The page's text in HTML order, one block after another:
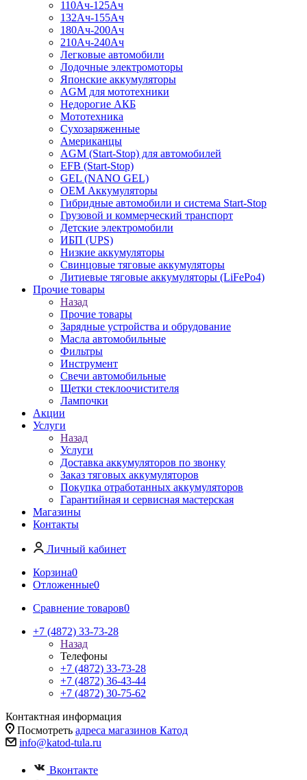
110Ач-125Ач
132Ач-155Ач
180Ач-200Ач
210Ач-240Ач
Легковые автомобили
Лодочные электромоторы
Японские аккумуляторы
AGM для мототехники
Недорогие АКБ
Мототехника
Сухозаряженные
Американцы
AGM (Start-Stop) для автомобилей
EFB (Start-Stop)
GEL (NANO GEL)
OEM Аккумуляторы
Гибридные автомобили и система Start-Stop
Грузовой и коммерческий транспорт
Детские электромобили
ИБП (UPS)
Низкие аккумуляторы
Свинцовые тяговые аккумуляторы
Литиевые тяговые аккумуляторы (LiFePo4)
Прочие товары
Назад
Прочие товары
Зарядные устройства и обрудование
Масла автомобильные
Фильтры
Инструмент
Свечи автомобильные
Щетки стеклоочистителя
Лампочки
Акции
Услуги
Назад
Услуги
Доставка аккумуляторов по звонку
Заказ тяговых аккумуляторов
Покупка отработанных аккумуляторов
Гарантийная и сервисная мастерская
Магазины
Контакты
Личный кабинет
Корзина0
Отложенные0
Сравнение товаров0
+7 (4872) 33-73-28
Назад
Телефоны
+7 (4872) 33-73-28
+7 (4872) 36-43-44
+7 (4872) 30-75-62
Контактная информация
Посмотреть адреса магазинов Катод
info@katod-tula.ru
Вконтакте